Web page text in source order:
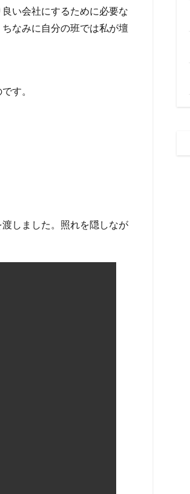
い会社にするために必要な
なみに自分の班では私が壇
す。
しました。照れを隠しなが